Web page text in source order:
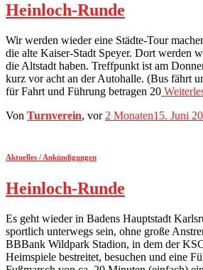
Heinloch-Runde
Wir werden wieder eine Städte-Tour
die alte Kaiser-Stadt Speyer. Dort werden
die Altstadt haben. Treffpunkt ist am
kurz vor acht an der Autohalle. (Bus fährt
für Fahrt und Führung betragen 20
Von Turnverein, vor 2 Monaten15. Juni
Aktuelles / Ankündigungen
Heinloch-Runde
Es geht wieder in Badens Hauptstadt
sportlich unterwegs sein, ohne große
BBBank Wildpark Stadion, in dem der
Heimspiele bestreitet, besuchen und eine